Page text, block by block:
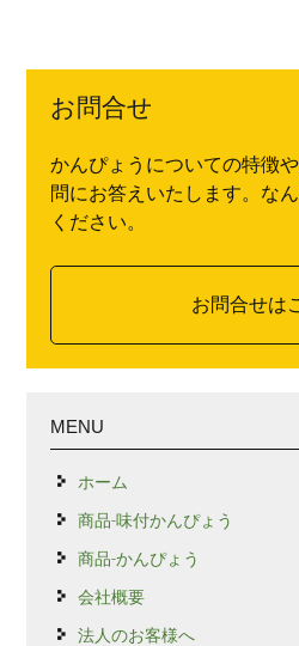
お問合せ
かんぴょうについての特徴
問にお答えいたします。な
ください。
お問合せは
MENU
ホーム
商品-味付かんぴょう
商品-かんぴょう
会社概要
法人のお客様へ